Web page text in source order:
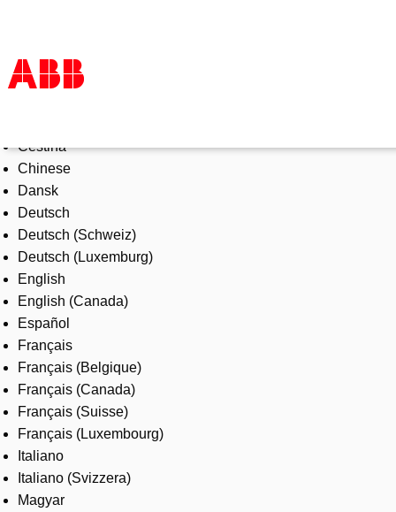
Products & Solutions
Industries
Services
About us
Where to buy
Contact us
Careers
Čeština
Chinese
Dansk
Deutsch
Deutsch (Schweiz)
Deutsch (Luxemburg)
English
English (Canada)
Español
Français
Français (Belgique)
Français (Canada)
Français (Suisse)
Français (Luxembourg)
Italiano
Italiano (Svizzera)
Magyar